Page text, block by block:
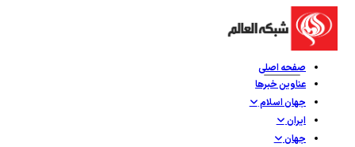
صفحه اصلی
عناوین خبرها
جهان اسلام
ایران
جهان